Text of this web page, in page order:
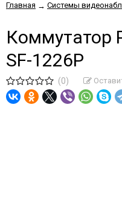
Главная → Системы
Коммутатор
SF-1226P
(0)